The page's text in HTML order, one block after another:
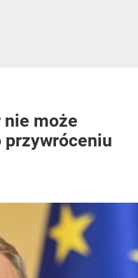
nie może
przywróceniu